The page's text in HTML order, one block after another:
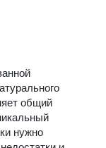
общий
нужно